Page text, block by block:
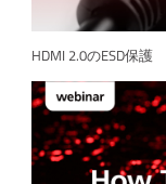
HDMI 2.0のESD保護